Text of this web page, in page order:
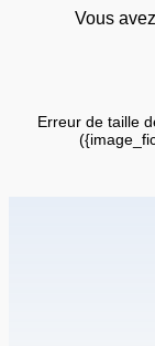
Vous
Erreur de taille